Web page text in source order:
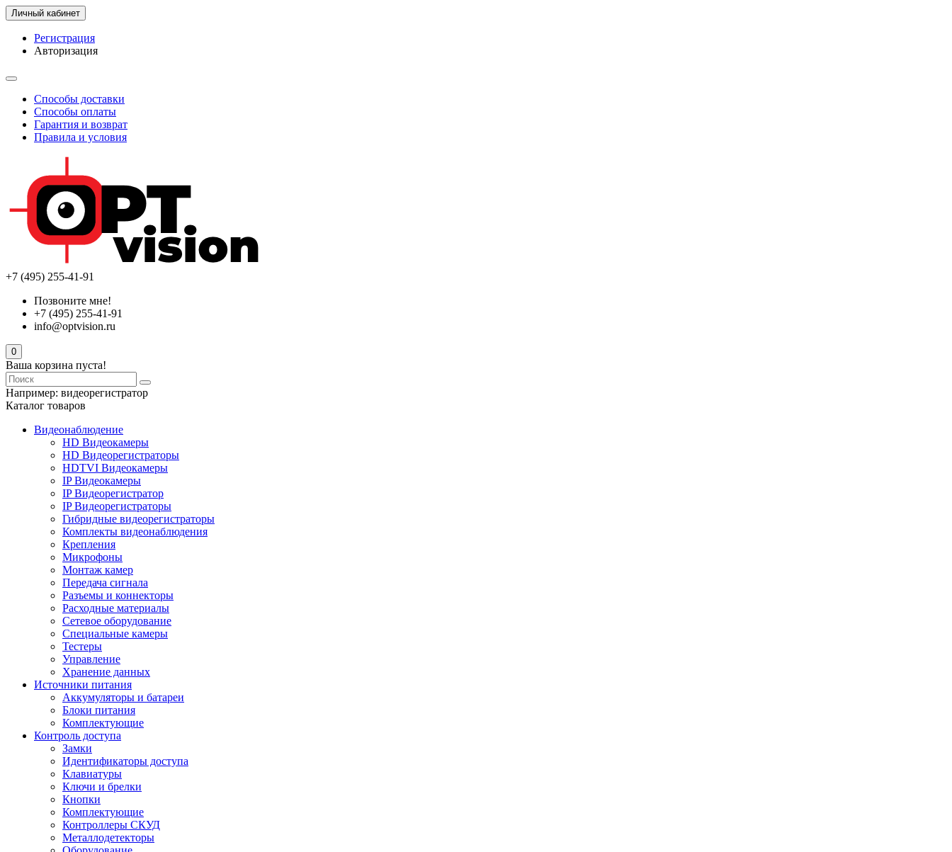
Личный кабинет
Регистрация
Авторизация
Способы доставки
Способы оплаты
Гарантия и возврат
Правила и условия
+7 (495) 255-41-91
Позвоните мне!
+7 (495) 255-41-91
info@optvision.ru
0
Ваша корзина пуста!
Например: видеорегистратор
Каталог товаров
Видеонаблюдение
HD Видеокамеры
HD Видеорегистраторы
HDTVI Видеокамеры
IP Видеокамеры
IP Видеорегистратор
IP Видеорегистраторы
Гибридные видеорегистраторы
Комплекты видеонаблюдения
Крепления
Микрофоны
Монтаж камер
Передача сигнала
Разъемы и коннекторы
Расходные материалы
Сетевое оборудование
Специальные камеры
Тестеры
Управление
Хранение данных
Источники питания
Аккумуляторы и батареи
Блоки питания
Комплектующие
Контроль доступа
Замки
Идентификаторы доступа
Клавиатуры
Ключи и брелки
Кнопки
Комплектующие
Контроллеры СКУД
Металлодетекторы